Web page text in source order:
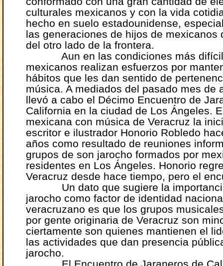
culturales mexicanos y con la vida
hecho en suelo estadounidense,
las generaciones de hijos de mexicanos
del otro lado de la frontera.
Aun en las condiciones más
mexicanos realizan esfuerzos por
hábitos que les dan sentido de
música. A mediados del pasado mes de
llevó a cabo el Décimo Encuentro de
California en la ciudad de Los Ángeles.
mexicana con música de Veracruz la
escritor e ilustrador Honorio Robledo
años como resultado de reuniones
grupos de son jarocho formados por
residentes en Los Ángeles. Honorio
Veracruz desde hace tiempo, pero el
Un dato que sugiere la
jarocho como factor de identidad
veracruzano es que los grupos
por gente originaria de Veracruz son
ciertamente son quienes mantienen el
las actividades que dan presencia
jarocho.